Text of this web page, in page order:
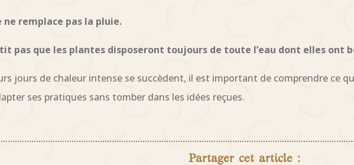
remplace pas la pluie.
pas que les plantes disposeront toujours de toute l’eau dont elles ont
jours de chaleur intense se succèdent, il est important de comprendre ce
ses pratiques sans tomber dans les idées reçues.
Partager cet article :